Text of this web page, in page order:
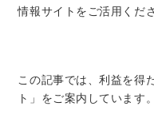
情報サイトをご活用くだ
この記事では、利益を得
ト」をご案内しています。